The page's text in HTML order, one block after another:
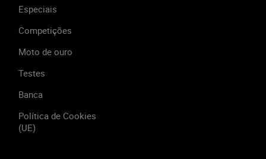
Especiais
Competições
Moto de ouro
Testes
Banca
Política de Cookies
(UE)